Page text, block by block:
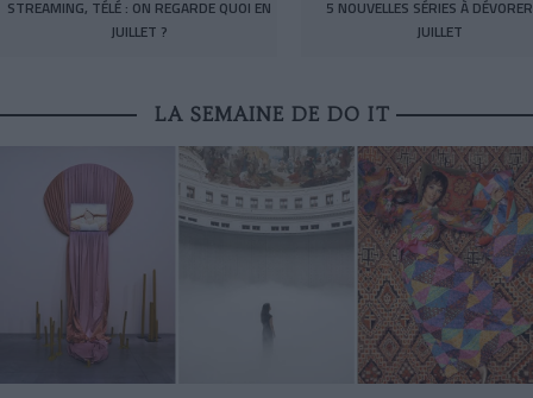
STREAMING, TÉLÉ : ON REGARDE QUOI EN
JUILLET ?
5 NOUVELLES SÉRIES À
JUILLET
LA SEMAINE DE DO IT